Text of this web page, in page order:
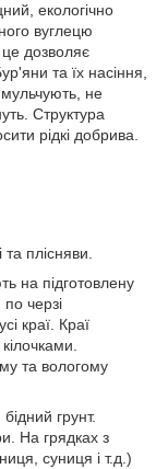
екологічно
вуглецю
це дозволяє
та їх насіння,
не
Структура
рідкі добрива.
плісняви.
на підготовлену
черзі
краї. Краї
та вологому
грунт.
На грядках з
суниця і т.д.)